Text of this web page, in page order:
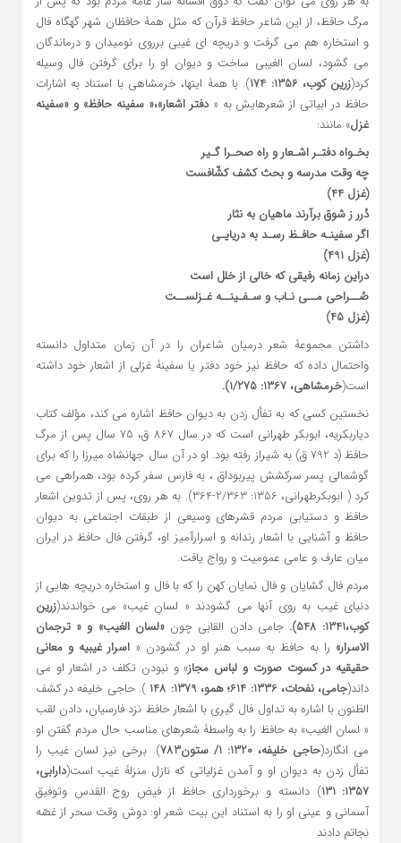
مرگ حافظ، از این شاعر حافظ قرآن که مثل همۀ حافظان شهر گهگاه فال
و استخاره هم می گرفت و دریچه ای غیبی برروی نومیدان و درماندگان
می گشود، لسان الغیبی ساخت و دیوان او را برای گرفتن فال وسیله
کرد(زرین کوب، 1356: 174
). با همۀ اینها، خرمشاهی با استناد به اشارات
حافظ در ابیاتی از شعرهایش به « دفتر اشعار»،« سفینۀ حافظ» و «سفینۀ
غزل» مانند:
بخـواه دفتـر اشـعار و راه صحـرا گـیر
چه وقت مدرسه و بحث کشف کشّافست
(غزل 44)
دُرر ز شوق برآرند ماهیان به نثار
اگر سفینـۀ حافـظ رسـد به دریایـی
(غزل 491)
دراین زمانه رفیقی که خالی از خلل است
صُــراحی مــی نـاب و سـفـینــۀ غـزلســت
(غزل 45)
داشتن مجموعۀ شعر درمیان شاعران را در آن زمان متداول دانسته
واحتمال داده که حافظ نیز خود دفتر یا سفینۀ غزلی از اشعار خود داشته
است(خرمشاهی، 1367: 1/275).
نخستین کسی که به تفأل زدن به دیوان حافظ اشاره می کند، مؤلف کتاب
دیاربکریه، ابوبکر طهرانی است که در سال 867 ق، 75 سال پس از مرگ
حافظ (د 792 ق) به شیراز رفته بود. او در آن سال جهانشاه میرزا را که برای
گوشمالی پسر سرکشش پیربوداق ، به فارس سفر کرده بود، همراهی می
کرد ( ابوبکرطهرانی، 1356: 2/363-364). به هر روی، پس از تدوین اشعار
حافظ و دستیابی مردم قشرهای وسیعی از طبقات اجتماعی به دیوان
حافظ و آشنایی با اشعار رندانه و اسرارآمیز او، گرفتن فال حافظ در ایران
میان عارف و عامی عمومیت و رواج یافت.
مردم فال گشایان و فال نمایان کهن را که با فال و استخاره دریچه هایی از
دنیای غیب به روی آنها می گشودند « لسانِ غیب» می خواندند(زرین
کوب،1341:
548). جامی دادن القابی چون «لسان الغیب» و « ترجمان
الاسرار» را به حافظ به سبب هنر او در گشودن « اسرار غیبیه و معانی
حقیقیه در کسوت صورت و لباس مجاز» و نبودن تکلف در اشعار او می
داند(جامی، نفحات، 1336: 614؛ همو، 1379: 148
). حاجی خلیفه در کشف
الظنون با اشاره به تداول فال گیری با اشعار حافظ نزد فارسیان، دادن لقب
« لسان الغیب» به حافظ را به واسطۀ شعرهای مناسب حال مردم گفتن او
می انگارد(حاجی خلیفه، 1320: 1/ ستون783
). برخی نیز لسان غیب را
تفأل زدن به دیوان او و آمدن غزلیاتی که نازل منزلۀ غیب است(دارابی،
1357: 131
) دانسته و برخورداری حافظ از فیض روح القدس وتوفیق
آسمانی و عینی او را به استناد این بیت شعر او: دوش وقت سحر از غصّه
نجاتم دادند